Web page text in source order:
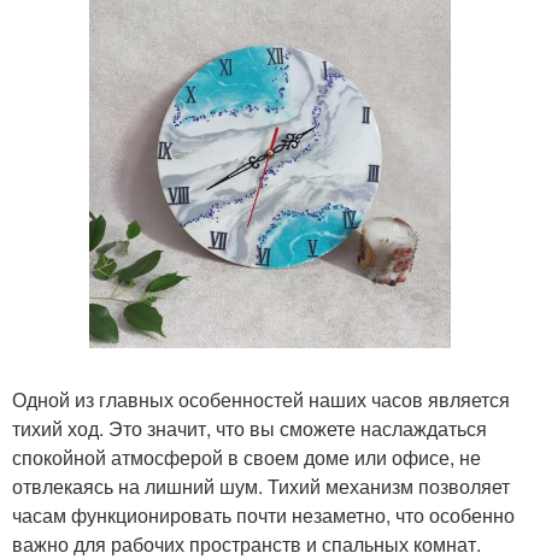
Одной из главных особенностей наших часов является
тихий ход. Это значит, что вы сможете наслаждаться
спокойной атмосферой в своем доме или офисе, не
отвлекаясь на лишний шум. Тихий механизм позволяет
часам функционировать почти незаметно, что особенно
важно для рабочих пространств и спальных комнат.